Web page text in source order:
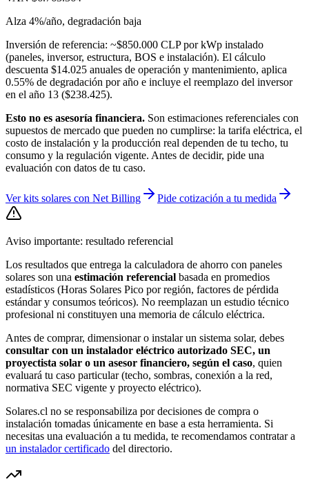
Alza 4%/año, degradación baja
Inversión de referencia: ~$850.000 CLP por kWp instalado
(paneles, inversor, estructura, BOS e instalación). El cálculo
descuenta $14.025 anuales de operación y mantenimiento, aplica
0.55% de degradación por año e incluye el reemplazo del inversor
en el año 13 ($238.425).
Esto no es asesoría financiera. Son estimaciones referenciales con
supuestos de mercado que pueden no cumplirse: la tarifa eléctrica, el
costo de instalación y la producción real dependen de tu techo, tu
consumo y la regulación vigente. Antes de decidir, pide una
evaluación con datos de tu caso.
Ver kits solares con Net Billing Pide cotización a tu medida
Aviso importante: resultado referencial
Los resultados que entrega la calculadora de ahorro con paneles
solares son una estimación referencial basada en promedios
estadísticos (Horas Solares Pico por región, factores de pérdida
estándar y consumos teóricos). No reemplazan un estudio técnico
profesional ni constituyen una memoria de cálculo eléctrica.
Antes de comprar, dimensionar o instalar un sistema solar, debes
consultar con un instalador eléctrico autorizado SEC, un
proyectista solar o un asesor financiero, según el caso, quien
evaluará tu caso particular (techo, sombras, conexión a la red,
normativa SEC vigente y proyecto eléctrico).
Solares.cl no se responsabiliza por decisiones de compra o
instalación tomadas únicamente en base a esta herramienta. Si
necesitas una evaluación a tu medida, te recomendamos contratar a
un instalador certificado del directorio.